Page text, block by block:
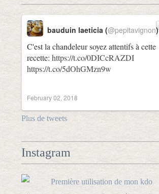
C'est la chandeleur soyez attentifs à cette
recette: https://t.co/0DICcRAZDI
https://t.co/5dOhGMzn9w
bauduin laeticia (@pepitavignon)
February 02, 2018
Plus de tweets
Instagram